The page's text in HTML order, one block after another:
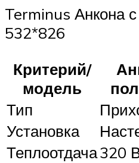
Terminus Анкона
532*826
Критерий/
модель
Тип
Установка
Теплоотдача320